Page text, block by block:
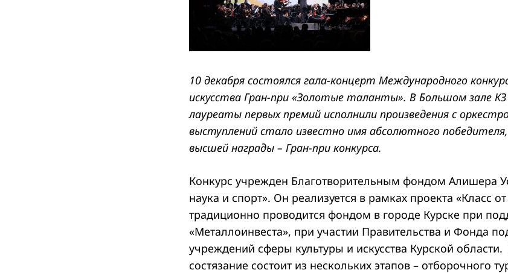
10 декабря состоялся гала-концерт Международного
искусства Гран-при «Золотые таланты». В Большом зале КЗ
лауреаты первых премий исполнили произведения с
выступлений стало известно имя абсолютного
высшей награды – Гран-при конкурса.
Конкурс учрежден Благотворительным фондом Алишера
наука и спорт». Он реализуется в рамках проекта «Класс
традиционно проводится фондом в городе Курске при
«Металлоинвеста», при участии Правительства и Фонда
учреждений сферы культуры и искусства Курской
состязание состоит из нескольких этапов – отборочного